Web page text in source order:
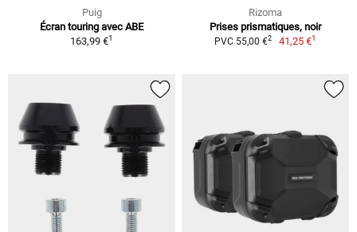
Puig
Écran touring avec ABE
163,99 €1
Rizoma
Prises prismatiques, noir
PVC 55,00 €2 41,25 €1